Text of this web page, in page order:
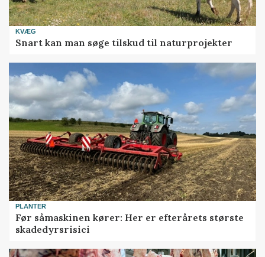
KVÆG
Snart kan man søge tilskud til naturprojekter
PLANTER
Før såmaskinen kører: Her er efterårets største
skadedyrsrisici